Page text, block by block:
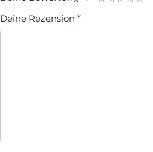
Deine Rezension *